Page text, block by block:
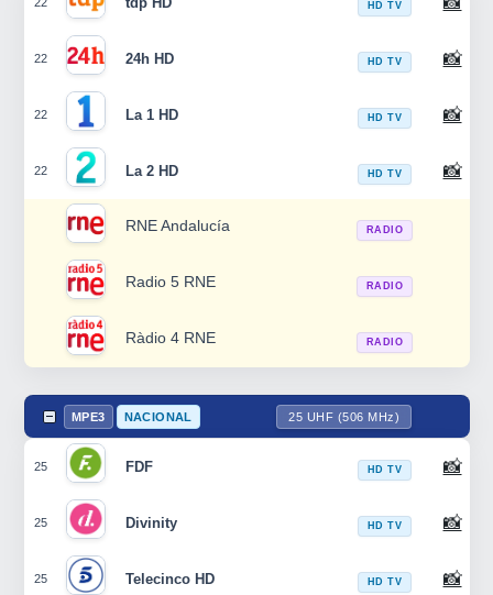
HD TV
22 24h HD HD TV 📸
22 La 1 HD HD TV 📸
22 La 2 HD HD TV 📸
RNE Andalucía RADIO
Radio 5 RNE RADIO
Ràdio 4 RNE RADIO
MPE3 NACIONAL 25 UHF (506 MHz)
25 FDF HD TV 📸
25 Divinity HD TV 📸
25 Telecinco HD HD TV 📸